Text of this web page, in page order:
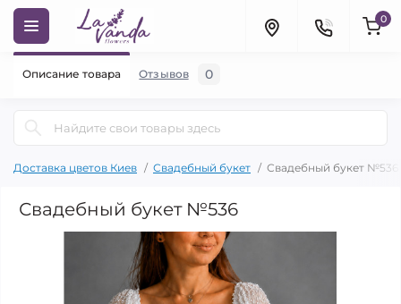
0
Доставка цветов Киев Свадебный букет Свадебный букет №536
Свадебный букет №536
Описание товара Отзывов 0